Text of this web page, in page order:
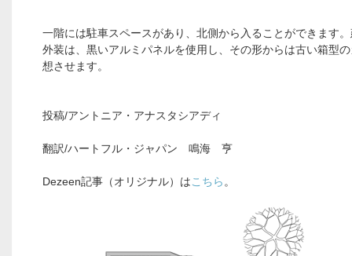
一階には駐車スペースがあり、北側から入ることができます
外装は、黒いアルミパネルを使用し、その形からは古い箱型
想させます。
投稿/アントニア・アナスタシアディ
翻訳/ハートフル・ジャパン 鳴海 亨
Dezeen記事（オリジナル）はこちら 。